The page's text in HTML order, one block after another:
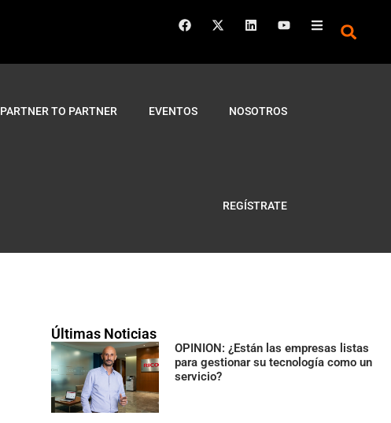
PARTNER TO PARTNER EVENTOS NOSOTROS
REGÍSTRATE
Últimas Noticias
OPINION: ¿Están las empresas listas
para gestionar su tecnología como un
servicio?